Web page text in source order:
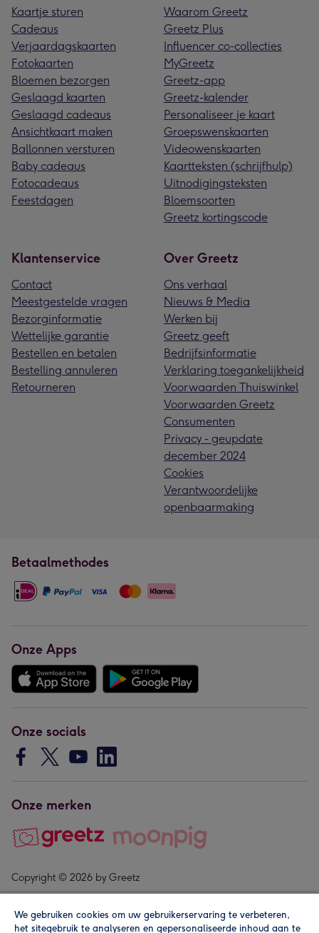
Kaartje sturen
Cadeaus
Verjaardagskaarten
Fotokaarten
Bloemen bezorgen
Geslaagd kaarten
Geslaagd cadeaus
Ansichtkaart maken
Ballonnen versturen
Baby cadeaus
Fotocadeaus
Feestdagen
Waarom Greetz
Greetz Plus
Influencer co-collecties
MyGreetz
Greetz-app
Greetz-kalender
Personaliseer je kaart
Groepswenskaarten
Videowenskaarten
Kaartteksten (schrijfhulp)
Uitnodigingsteksten
Bloemsoorten
Greetz kortingscode
Klantenservice
Contact
Meestgestelde vragen
Bezorginformatie
Wettelijke garantie
Bestellen en betalen
Bestelling annuleren
Retourneren
Over Greetz
Ons verhaal
Nieuws & Media
Werken bij
Greetz geeft
Bedrijfsinformatie
Verklaring toegankelijkheid
Voorwaarden Thuiswinkel
Voorwaarden Greetz
Consumenten
Privacy - geupdate
december 2024
Cookies
Verantwoordelijke
openbaarmaking
Betaalmethodes
Onze Apps
Onze socials
Onze merken
Copyright © 2026 by Greetz
We gebruiken cookies om uw gebruikerservaring te verbeteren,
het sitegebruik te analyseren en gepersonaliseerde inhoud aan te